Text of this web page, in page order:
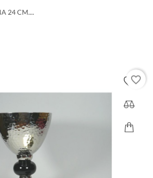
24 CM....
favorite_border